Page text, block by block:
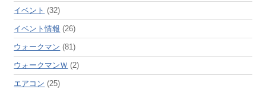
イベント (32)
イベント情報 (26)
ウォークマン (81)
ウォークマンＷ (2)
エアコン (25)